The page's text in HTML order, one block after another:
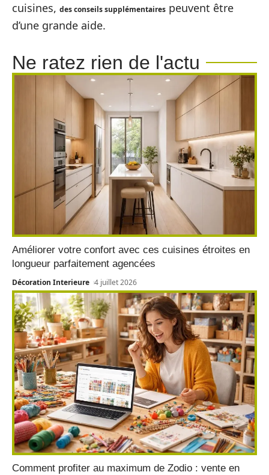
cuisines, des conseils supplémentaires peuvent être
d’une grande aide.
Ne ratez rien de l'actu
Améliorer votre confort avec ces cuisines étroites en
longueur parfaitement agencées
Décoration Interieure 4 juillet 2026
Comment profiter au maximum de Zodio : vente en